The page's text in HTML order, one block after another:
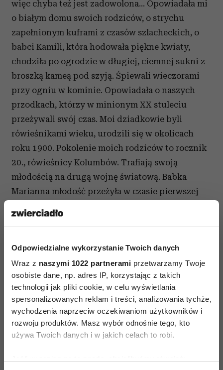
Odpowiedzialne wykorzystanie Twoich danych
Wraz z naszymi 1022 partnerami przetwarzamy Twoje
osobiste dane, np. adres IP, korzystając z takich
technologii jak pliki cookie, w celu wyświetlania
spersonalizowanych reklam i treści, analizowania tychże,
wychodzenia naprzeciw oczekiwaniom użytkowników i
rozwoju produktów. Masz wybór odnośnie tego, kto
używa Twoich danych i w jakich celach to robi.
więc chyba też jest zadowolona… Opowiadała mi
o białym domu swoich rodziców, o strychu
zapełnionym kuframi z czasów szlacheckich, o
babci Kamili, która hodowała piękne kwiaty,
chodziła po ogrodzie w długiej, ciemnej sukni z
broszką kameą pod szyją. Śpiewali wieczorami
przy ogniu w kominie. Opowiadała o naszych
przodkach, którzy w minionym XX stuleciu
przeżywali swój czas. Moi dziadkowie byli
rówieśnikami wieku, urodzili się w okolicach
roku 1900. Pokolenie moich rodziców to rocznik
20., rówieśnicy Kolumbów. Trafiają swoją
młodością na drugą wojnę światową. Babka
Marianna młodość przeżyła w czasie pierwszej
maleńkiej wiosce na Podlasiu nad Narwią, w
obrzeżach historii. A tymczasem to miejsce staje
się okiem cyklonu, punktem, przez który
przechodzą fronty, gdzie wkraczają Rosjanie,
potem Niemcy, znów Rosjanie. Przewija się
katastrofa, tortura wojenna. A potem w drugiej
części stulecia buduje się nowa epoka. Oni też na
nowo układają swoje życie. W ich losach odbija